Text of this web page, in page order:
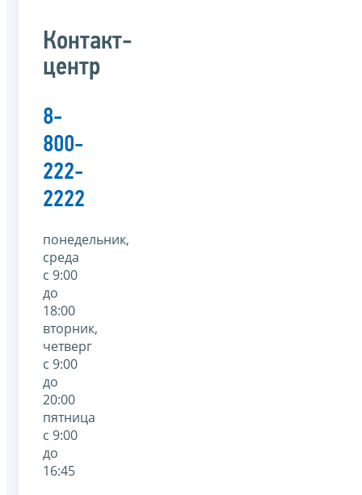
Контакт-
центр
8-
800-
222-
2222
понедельник,
среда
с 9:00
до
18:00
вторник,
четверг
с 9:00
до
20:00
пятница
с 9:00
до
16:45